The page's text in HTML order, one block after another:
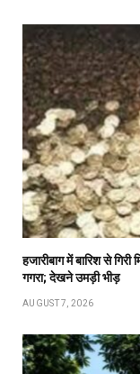
हजारीबाग में बारिश से
गगरा; देखने उमड़ी भीड़
AUGUST 7, 2026